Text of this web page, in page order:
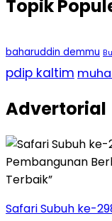
Topik
baharuddin demmu
pdip kaltim
Advertorial
Safari Subuh ke-